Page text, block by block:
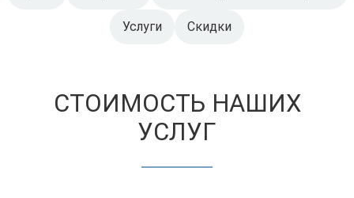
Услуги Скидки
СТОИМОСТЬ НАШИХ
УСЛУГ